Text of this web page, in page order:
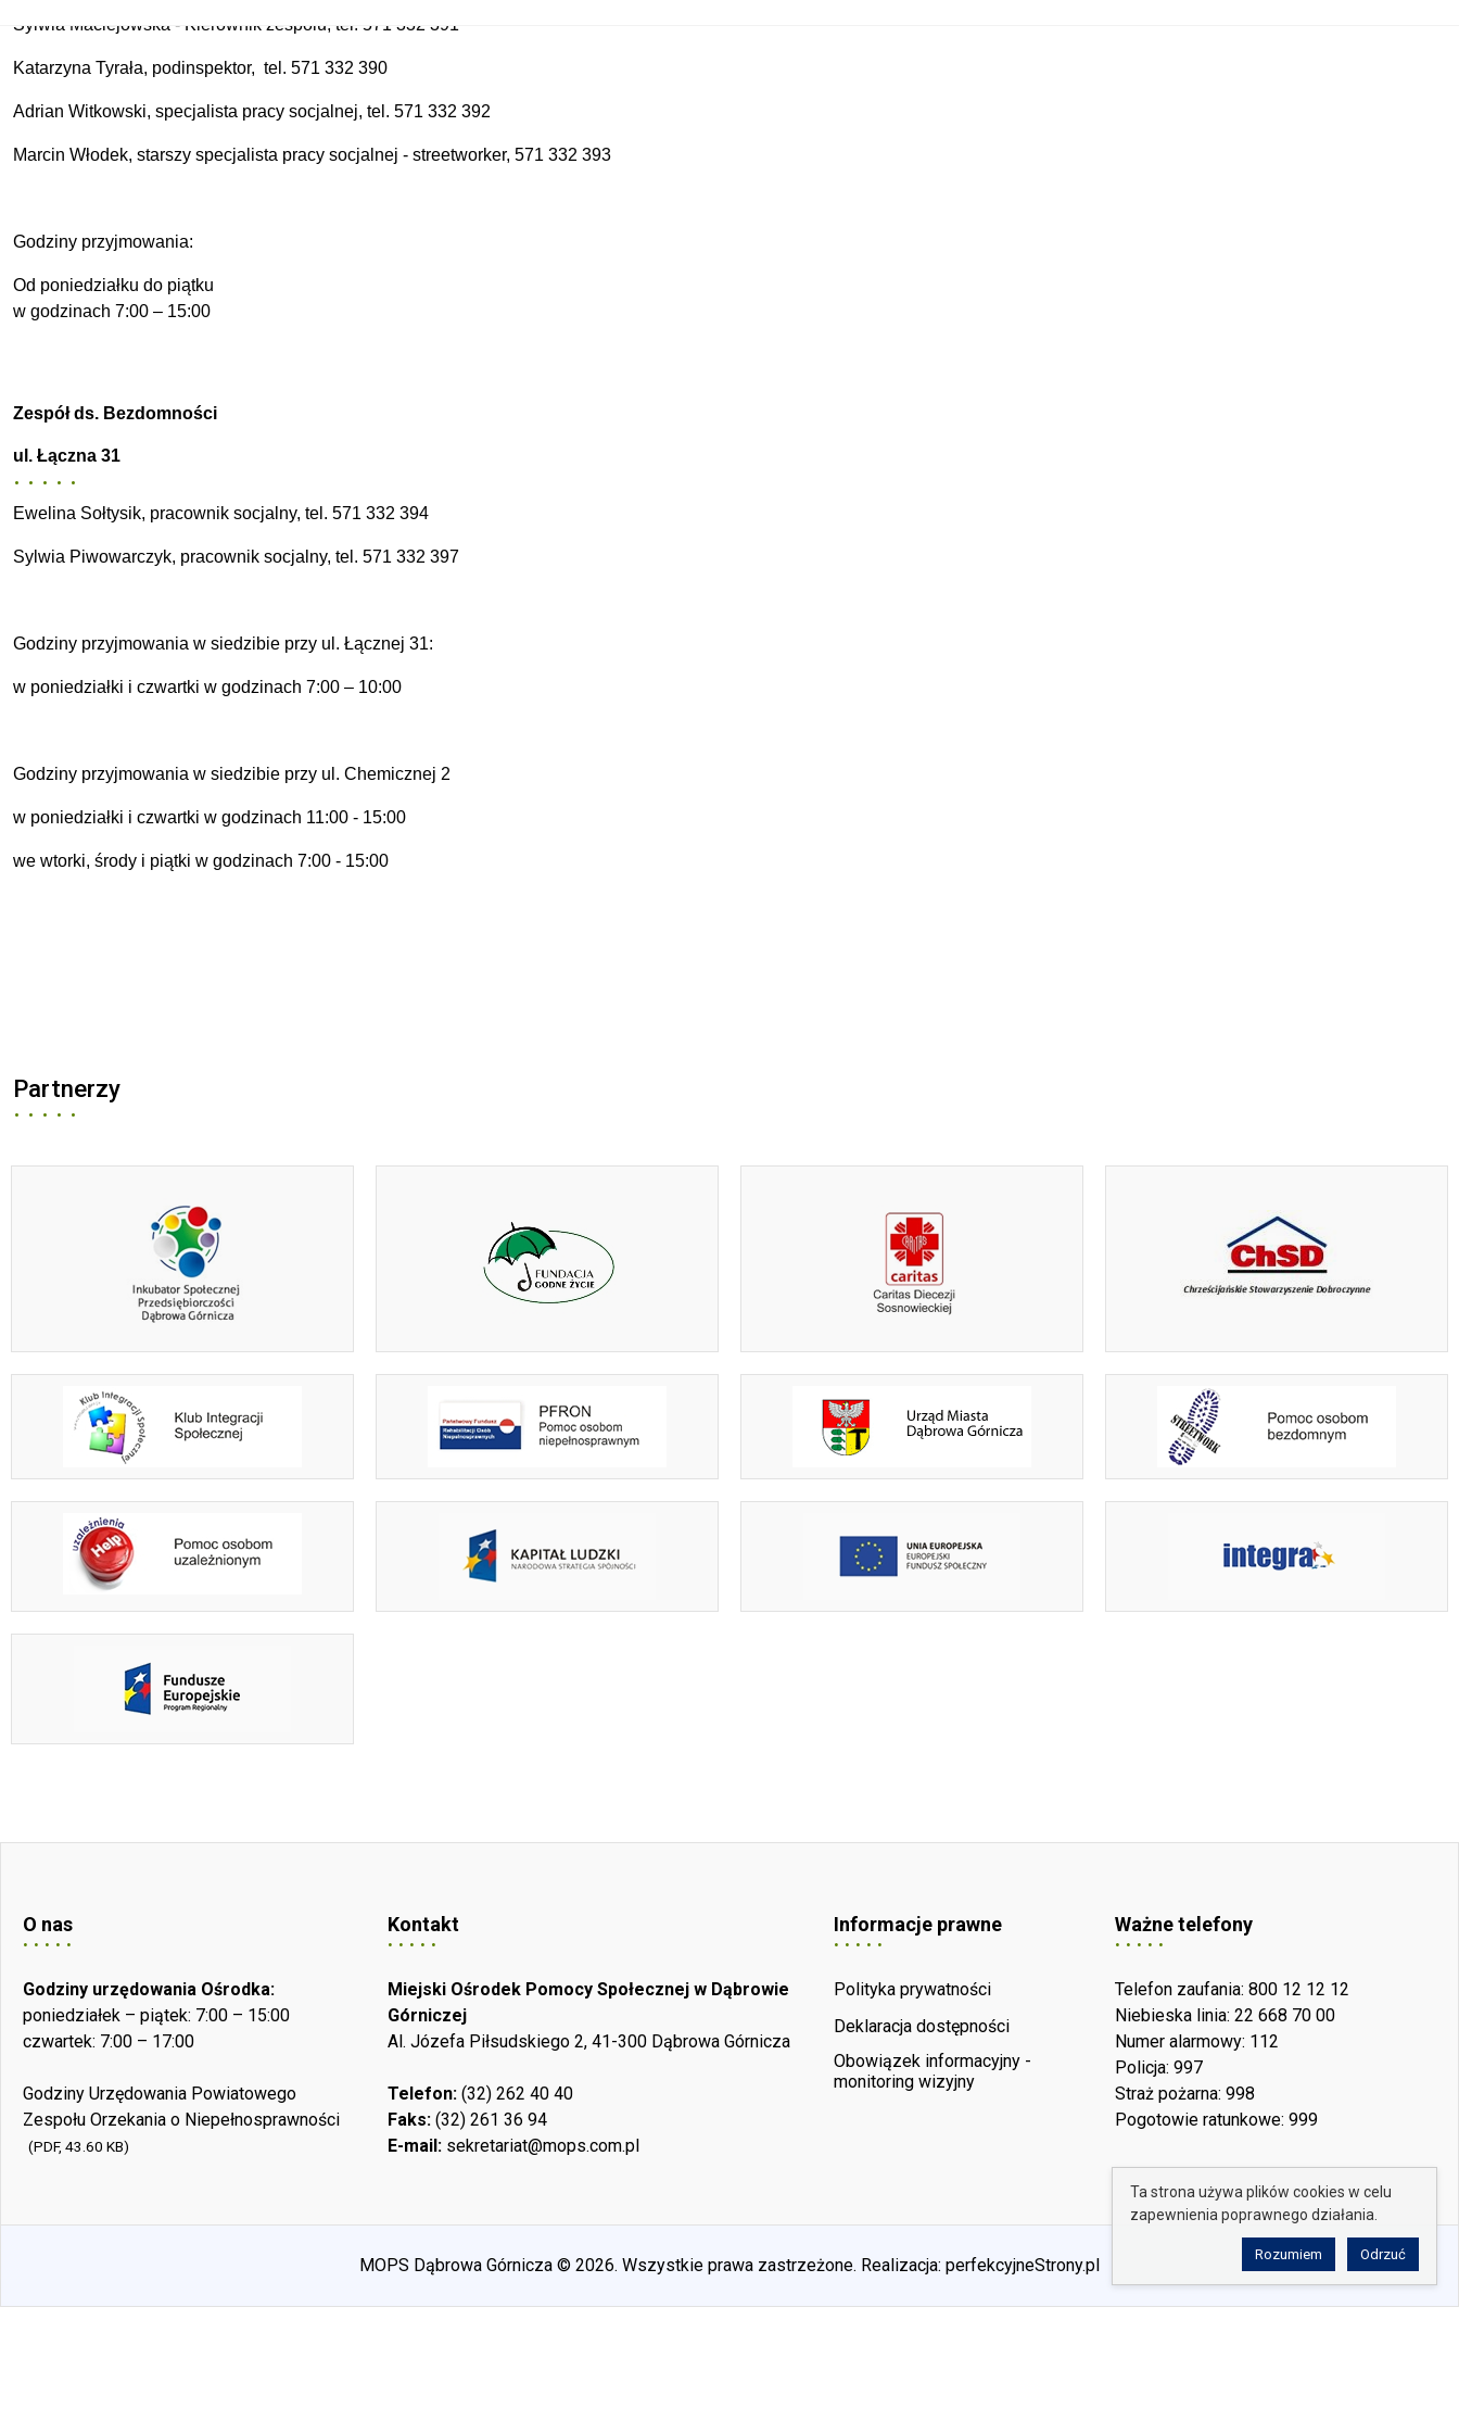
Sylwia Maciejowska - Kierownik zespołu, tel. 571 332 391
Katarzyna Tyrała, podinspektor, tel. 571 332 390
Adrian Witkowski, specjalista pracy socjalnej, tel. 571 332 392
Marcin Włodek, starszy specjalista pracy socjalnej - streetworker, 571 332 393
Godziny przyjmowania:
Od poniedziałku do piątku
w godzinach 7:00 – 15:00
Zespół ds. Bezdomności
ul. Łączna 31
Ewelina Sołtysik, pracownik socjalny, tel. 571 332 394
Sylwia Piwowarczyk, pracownik socjalny, tel. 571 332 397
Godziny przyjmowania w siedzibie przy ul. Łącznej 31:
w poniedziałki i czwartki w godzinach 7:00 – 10:00
Godziny przyjmowania w siedzibie przy ul. Chemicznej 2
w poniedziałki i czwartki w godzinach 11:00 - 15:00
we wtorki, środy i piątki w godzinach 7:00 - 15:00
Partnerzy
O nas
Godziny urzędowania Ośrodka:
poniedziałek – piątek: 7:00 – 15:00
czwartek: 7:00 – 17:00
Godziny Urzędowania Powiatowego
Zespołu Orzekania o Niepełnosprawności
(PDF, 43.60 KB)
Kontakt
Miejski Ośrodek Pomocy Społecznej w Dąbrowie
Górniczej
Al. Józefa Piłsudskiego 2, 41-300 Dąbrowa Górnicza
Telefon:(32) 262 40 40
Faks:(32) 261 36 94
E-mail:sekretariat@mops.com.pl
Informacje prawne
Polityka prywatności
Deklaracja dostępności
Obowiązek informacyjny -
monitoring wizyjny
Ważne telefony
Telefon zaufania: 800 12 12 12
Niebieska linia: 22 668 70 00
Numer alarmowy: 112
Policja: 997
Straż pożarna: 998
Pogotowie ratunkowe: 999
MOPS Dąbrowa Górnicza © 2026. Wszystkie prawa zastrzeżone. Realizacja: perfekcyjneStrony.pl
Ta strona używa plików cookies w celu
zapewnienia poprawnego działania.
Rozumiem Odrzuć